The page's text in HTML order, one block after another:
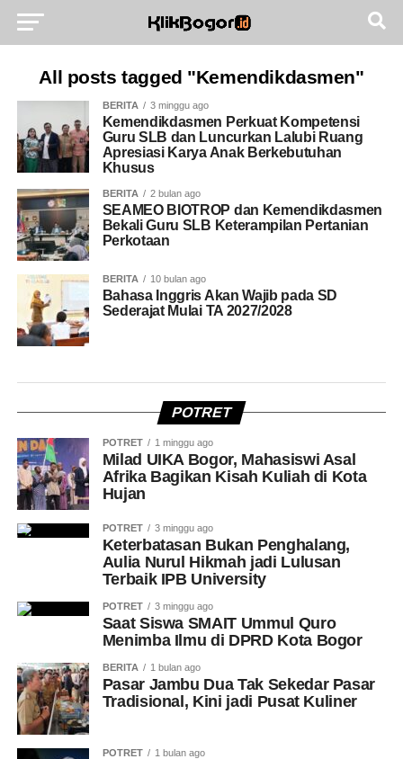
All posts tagged "Kemendikdasmen"
BERITA 3 minggu ago
Kemendikdasmen Perkuat Kompetensi
Guru SLB dan Luncurkan Lalubi Ruang
Apresiasi Karya Anak Berkebutuhan
Khusus
BERITA 2 bulan ago
SEAMEO BIOTROP dan Kemendikdasmen
Bekali Guru SLB Keterampilan Pertanian
Perkotaan
BERITA 10 bulan ago
Bahasa Inggris Akan Wajib pada SD
Sederajat Mulai TA 2027/2028
POTRET
POTRET 1 minggu ago
Milad UIKA Bogor, Mahasiswi Asal
Afrika Bagikan Kisah Kuliah di Kota
Hujan
POTRET 3 minggu ago
Keterbatasan Bukan Penghalang,
Aulia Nurul Hikmah jadi Lulusan
Terbaik IPB University
POTRET 3 minggu ago
Saat Siswa SMAIT Ummul Quro
Menimba Ilmu di DPRD Kota Bogor
BERITA 1 bulan ago
Pasar Jambu Dua Tak Sekedar Pasar
Tradisional, Kini jadi Pusat Kuliner
POTRET 1 bulan ago